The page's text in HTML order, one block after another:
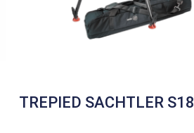
TREPIED SACHTLER S18